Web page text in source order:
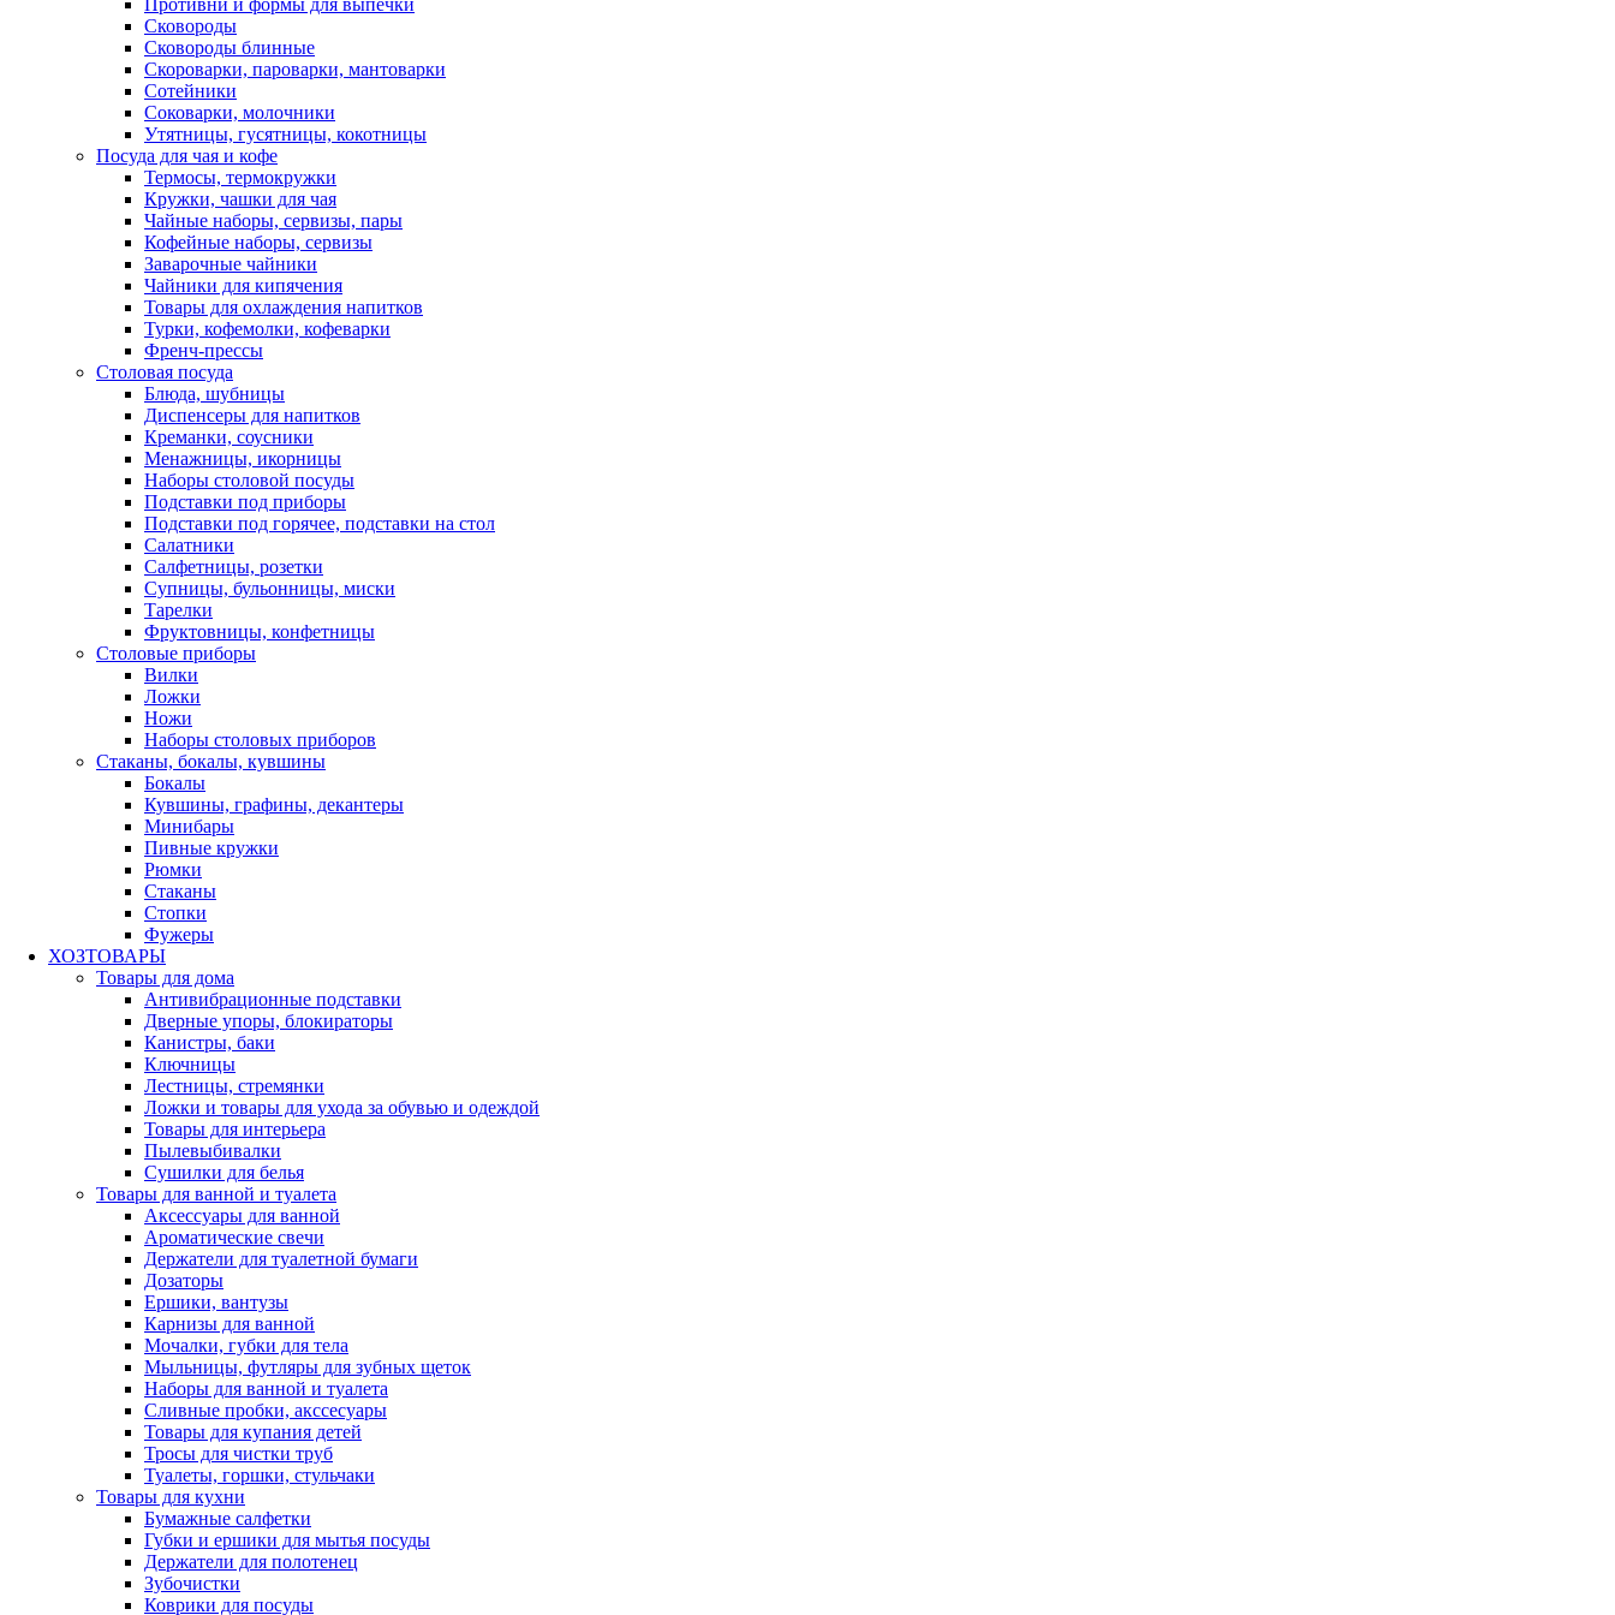
Противни и формы для выпечки
Сковороды
Сковороды блинные
Скороварки, пароварки, мантоварки
Сотейники
Соковарки, молочники
Утятницы, гусятницы, кокотницы
Посуда для чая и кофе
Термосы, термокружки
Кружки, чашки для чая
Чайные наборы, сервизы, пары
Кофейные наборы, сервизы
Заварочные чайники
Чайники для кипячения
Товары для охлаждения напитков
Турки, кофемолки, кофеварки
Френч-прессы
Столовая посуда
Блюда, шубницы
Диспенсеры для напитков
Креманки, соусники
Менажницы, икорницы
Наборы столовой посуды
Подставки под приборы
Подставки под горячее, подставки на стол
Салатники
Салфетницы, розетки
Супницы, бульонницы, миски
Тарелки
Фруктовницы, конфетницы
Столовые приборы
Вилки
Ложки
Ножи
Наборы столовых приборов
Стаканы, бокалы, кувшины
Бокалы
Кувшины, графины, декантеры
Минибары
Пивные кружки
Рюмки
Стаканы
Стопки
Фужеры
ХОЗТОВАРЫ
Товары для дома
Антивибрационные подставки
Дверные упоры, блокираторы
Канистры, баки
Ключницы
Лестницы, стремянки
Ложки и товары для ухода за обувью и одеждой
Товары для интерьера
Пылевыбивалки
Сушилки для белья
Товары для ванной и туалета
Аксессуары для ванной
Ароматические свечи
Держатели для туалетной бумаги
Дозаторы
Ершики, вантузы
Карнизы для ванной
Мочалки, губки для тела
Мыльницы, футляры для зубных щеток
Наборы для ванной и туалета
Сливные пробки, акссесуары
Товары для купания детей
Тросы для чистки труб
Туалеты, горшки, стульчаки
Товары для кухни
Бумажные салфетки
Губки и ершики для мытья посуды
Держатели для полотенец
Зубочистки
Коврики для посуды